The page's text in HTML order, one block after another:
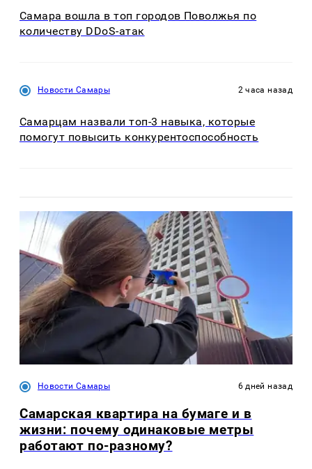
Самара вошла в топ городов Поволжья по
количеству DDoS-атак
Новости Самары 2 часа назад
Самарцам назвали топ-3 навыка, которые
помогут повысить конкурентоспособность
Новости Самары 6 дней назад
Самарская квартира на бумаге и в
жизни: почему одинаковые метры
работают по-разному?